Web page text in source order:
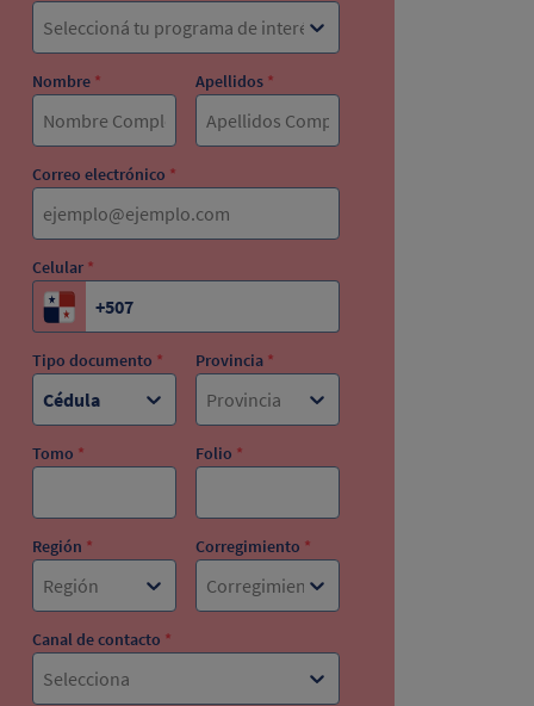
Seleccioná tu programa de interés
Nombre * Apellidos *
Correo electrónico *
Celular *
Tipo documento *
Cédula
Provincia *
Provincia
Tomo * Folio *
Región *
Región
Corregimiento *
Corregimiento
Canal de contacto *
Selecciona